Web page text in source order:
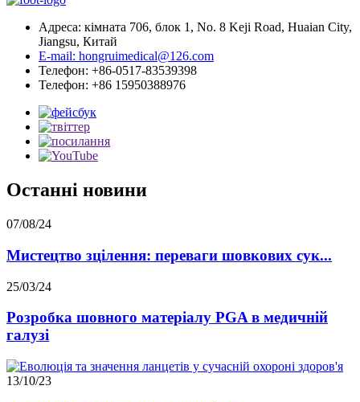
Адреса: кімната 706, блок 1, No. 8 Keji Road, Huaian City,
Jiangsu, Китай
E-mail: hongruimedical@126.com
Телефон: +86-0517-83539398
Телефон: +86 15950388976
Останні новини
07/08/24
Мистецтво зцілення: переваги шовкових сук...
25/03/24
Розробка шовного матеріалу PGA в медичній
галузі
13/10/23